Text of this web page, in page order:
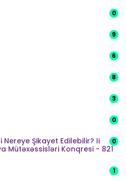
0
9
6
8
3
0
Şikayet Edilebilir? Ii
Mütəxəssisləri Konqresi - 821
0
1